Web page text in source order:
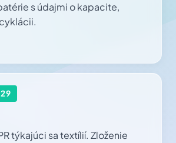
s údajmi o kapacite,
týkajúci sa textílií. Zloženie